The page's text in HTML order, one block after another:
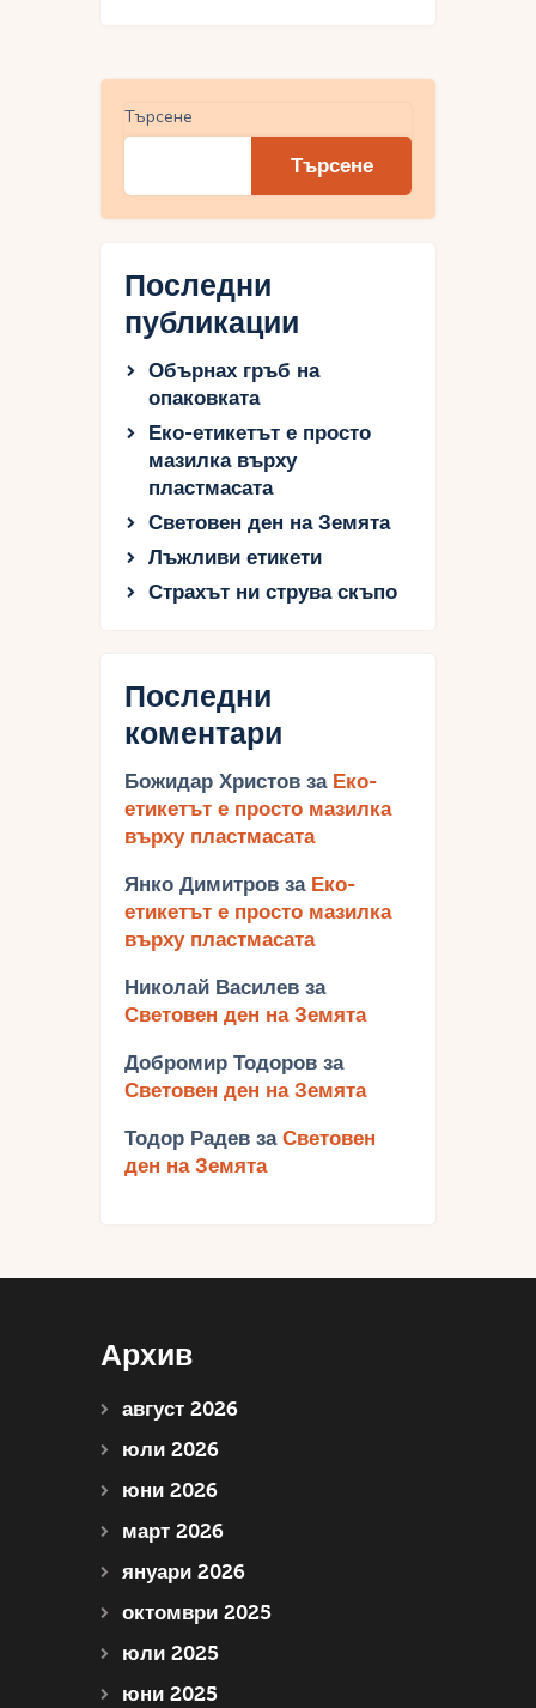
Търсене
Търсене
Последни
публикации
Обърнах гръб на
опаковката
Еко-етикетът е просто
мазилка върху
пластмасата
Световен ден на Земята
Лъжливи етикети
Страхът ни струва скъпо
Последни
коментари
Божидар Христов за Еко-
етикетът е просто мазилка
върху пластмасата
Янко Димитров за Еко-
етикетът е просто мазилка
върху пластмасата
Николай Василев за
Световен ден на Земята
Добромир Тодоров за
Световен ден на Земята
Тодор Радев за Световен
ден на Земята
Архив
август 2026
юли 2026
юни 2026
март 2026
януари 2026
октомври 2025
юли 2025
юни 2025